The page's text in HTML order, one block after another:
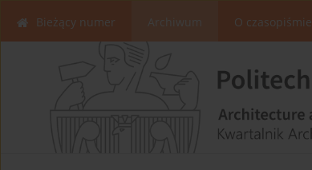
Bieżący numer Archiwum O czasopiśmie